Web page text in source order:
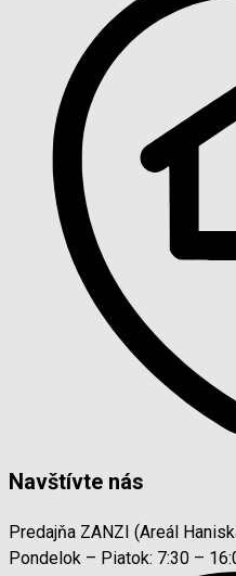
Navštívte nás
Predajňa ZANZI (Areál
Pondelok – Piatok: 7:30 –